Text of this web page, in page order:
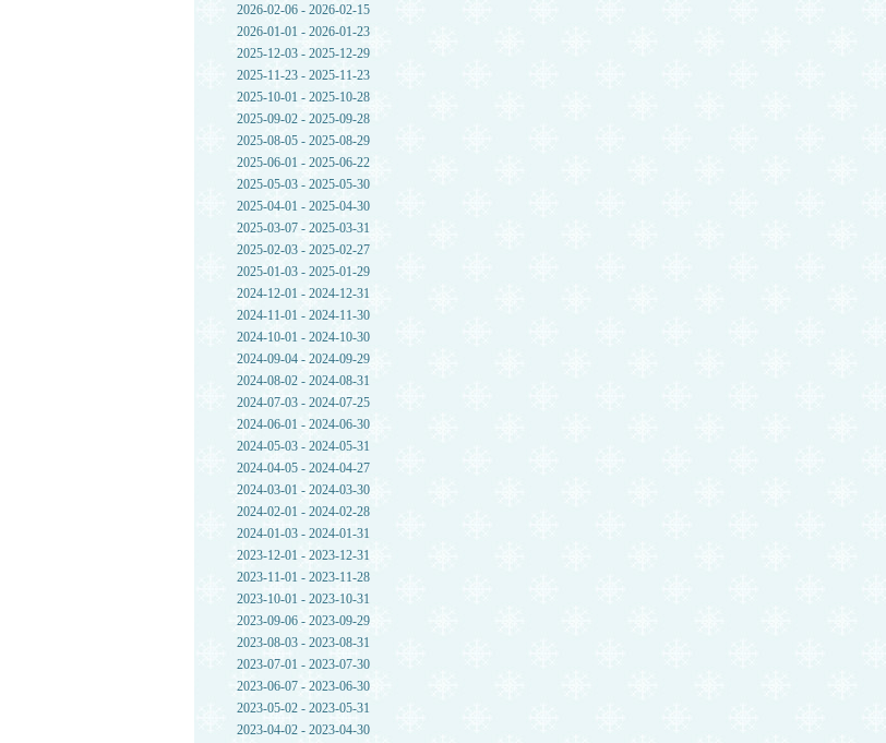
2026-02-06 - 2026-02-15
2026-01-01 - 2026-01-23
2025-12-03 - 2025-12-29
2025-11-23 - 2025-11-23
2025-10-01 - 2025-10-28
2025-09-02 - 2025-09-28
2025-08-05 - 2025-08-29
2025-06-01 - 2025-06-22
2025-05-03 - 2025-05-30
2025-04-01 - 2025-04-30
2025-03-07 - 2025-03-31
2025-02-03 - 2025-02-27
2025-01-03 - 2025-01-29
2024-12-01 - 2024-12-31
2024-11-01 - 2024-11-30
2024-10-01 - 2024-10-30
2024-09-04 - 2024-09-29
2024-08-02 - 2024-08-31
2024-07-03 - 2024-07-25
2024-06-01 - 2024-06-30
2024-05-03 - 2024-05-31
2024-04-05 - 2024-04-27
2024-03-01 - 2024-03-30
2024-02-01 - 2024-02-28
2024-01-03 - 2024-01-31
2023-12-01 - 2023-12-31
2023-11-01 - 2023-11-28
2023-10-01 - 2023-10-31
2023-09-06 - 2023-09-29
2023-08-03 - 2023-08-31
2023-07-01 - 2023-07-30
2023-06-07 - 2023-06-30
2023-05-02 - 2023-05-31
2023-04-02 - 2023-04-30